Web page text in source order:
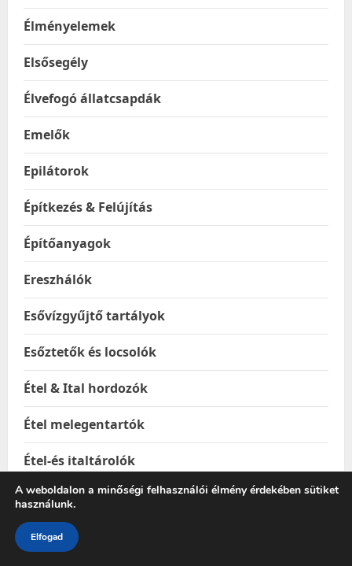
Élményelemek
Elsősegély
Élvefogó állatcsapdák
Emelők
Epilátorok
Építkezés & Felújítás
Építőanyagok
Ereszhálók
Esővízgyűjtő tartályok
Esőztetők és locsolók
Étel & Ital hordozók
Étel melegentartók
Étel-és italtárolók
Ételhordók
Ételtakaró búrák
A weboldalon a minőségi felhasználói élmény érdekében sütiket
használunk.
Elfogad